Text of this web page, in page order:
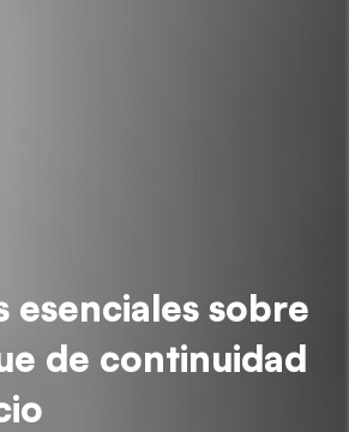
esenciales sobre
de continuidad